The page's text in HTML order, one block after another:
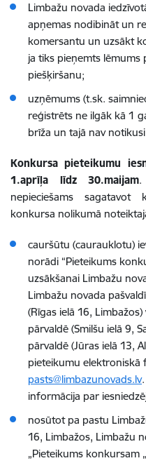
Limbažu novada
apņemas nodibināt un
komersantu un uzsākt
ja tiks pieņemts lēmums
piešķiršanu;
uzņēmums (t.sk.
reģistrēts ne ilgāk kā 1
brīža un tajā nav
Konkursa pieteikumu
1.aprīļa līdz 30.maijam.
nepieciešams sagatavot
konkursa nolikumā
cauršūtu (caurauklotu)
norādi “Pieteikums
uzsākšanai Limbažu
Limbažu novada
(Rīgas ielā 16,
pārvaldē (Smilšu ielā 9,
pārvaldē (Jūras ielā 13,
pieteikumu elektroniskā
pasts@limbazunovads.lv
informācija par
nosūtot pa pastu
16, Limbažos, Limbažu
„Pieteikums konkursam